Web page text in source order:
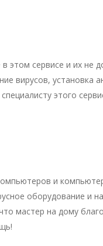
этом сервисе и их не
вирусов, установка
этого
и
оборудование и
мастер на дому